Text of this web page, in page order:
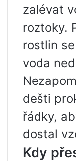
zalévat
roztoky.
rostlin
voda
dešti
řádky,
dostal
Kdy